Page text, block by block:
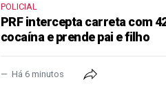
POLICIAL
PRF intercepta carreta com
cocaína e prende pai e filho
Há 6 minutos